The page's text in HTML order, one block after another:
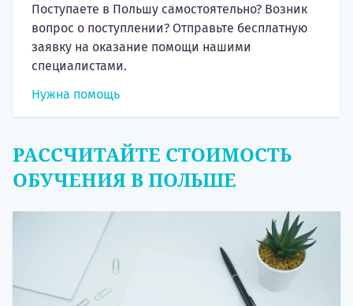
Поступаете в Польшу самостоятельно? Возник
вопрос о поступлении? Отправьте бесплатную
заявку на оказание помощи нашими
специалистами.
Нужна помощь
РАССЧИТАЙТЕ СТОИМОСТЬ
ОБУЧЕНИЯ В ПОЛЬШЕ